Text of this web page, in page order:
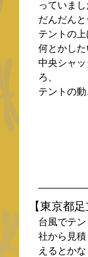
っていまし
だんだん
テントの上
何とかした
中央シャ
ろ、
テントの動
【東京都
台風でテ
社から見
えるとか